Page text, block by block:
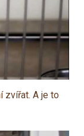
zvířat. A je to